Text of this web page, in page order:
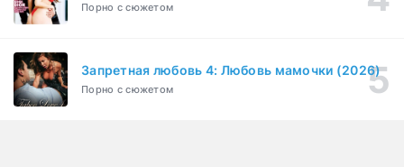
Порно с сюжетом
Запретная любовь 4: Любовь мамочки (2026)
Порно с сюжетом